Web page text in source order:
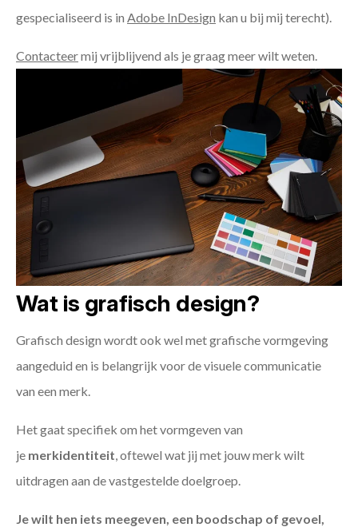
gespecialiseerd is in Adobe InDesign kan u bij mij terecht).
Contacteermij vrijblijvend als je graag meer wilt weten.
Wat is grafisch design?
Grafisch design wordt ook wel met grafische vormgeving
aangeduid en is belangrijk voor de visuele communicatie
van een merk.
Het gaat specifiek om het vormgeven van
je merkidentiteit , oftewel wat jij met jouw merk wilt
uitdragen aan de vastgestelde doelgroep.
Je wilt hen iets meegeven, een boodschap of gevoel,